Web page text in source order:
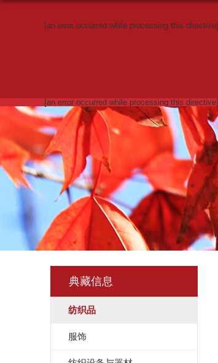
[an error occurred while processing this directive]
[an error occurred while processing this directive]
典藏信息
纺织品
服饰